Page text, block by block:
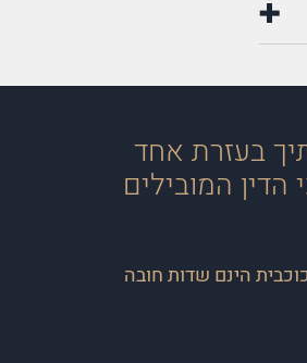
בעזרת אחד
המובילים
הינם שדות חובה